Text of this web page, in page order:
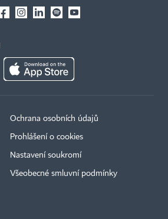
Ochrana osobních údajů
Prohlášení o cookies
Nastavení soukromí
Všeobecné smluvní podmínky